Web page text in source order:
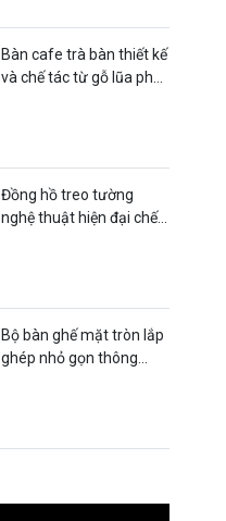
Bàn cafe trà bàn thiết kế
và chế tác từ gỗ lũa phù
Đồng hồ treo tường
nghệ thuật hiện đại chế
Bộ bàn ghế mặt tròn lắp
ghép nhỏ gọn thông